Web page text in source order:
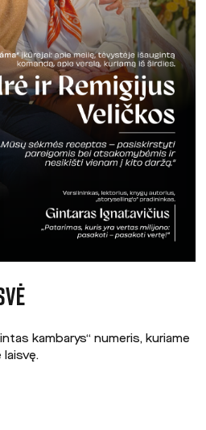
kambarys“ numeris, kuriame
laisvę.